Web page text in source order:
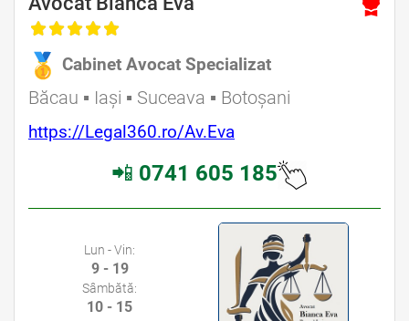
Cabinet Avocat Specializat
Băcau ▪ Iași ▪ Suceava ▪ Botoșani
https://Legal360.ro/Av.Eva
📲 0741 605 185
Lun - Vin:
9 - 19
Sâmbătă:
10 - 15